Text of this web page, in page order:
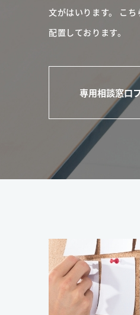
文がはいります。 こち
配置しております。
専用相談窓口